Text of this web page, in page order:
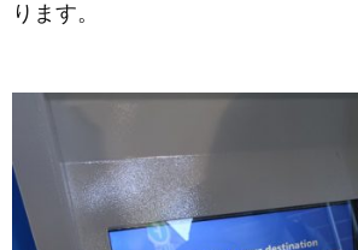
ります。